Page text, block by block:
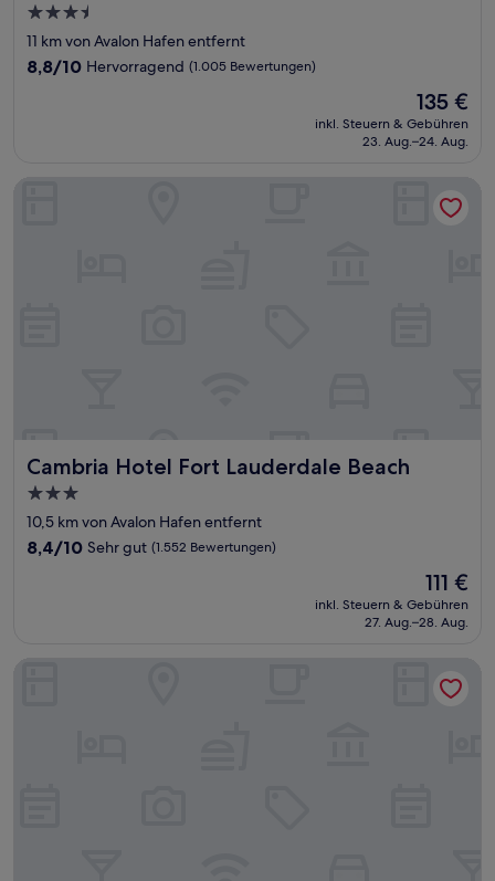
3.5-
Sterne-
Unterkunft
11 km von Avalon Hafen entfernt
8.8
8,8/10 Hervorragend (1.005 Bewertungen)
Der
Preis
beträgt
135 €
inkl. Steuern & Gebühren
23. Aug.–24. Aug.
Cambria Hotel Fort Lauderdale Beach
Cambria Hotel Fort Lauderdale Beach
3.0-
Sterne-
Unterkunft
10,5 km von Avalon Hafen entfernt
8.4
Bewertungen)
8,4/10 Sehr gut (1.552 Bewertungen)
Der
Preis
beträgt
111 €
inkl. Steuern & Gebühren
27. Aug.–28. Aug.
Cambria Hotel Fort Lauderdale Beach